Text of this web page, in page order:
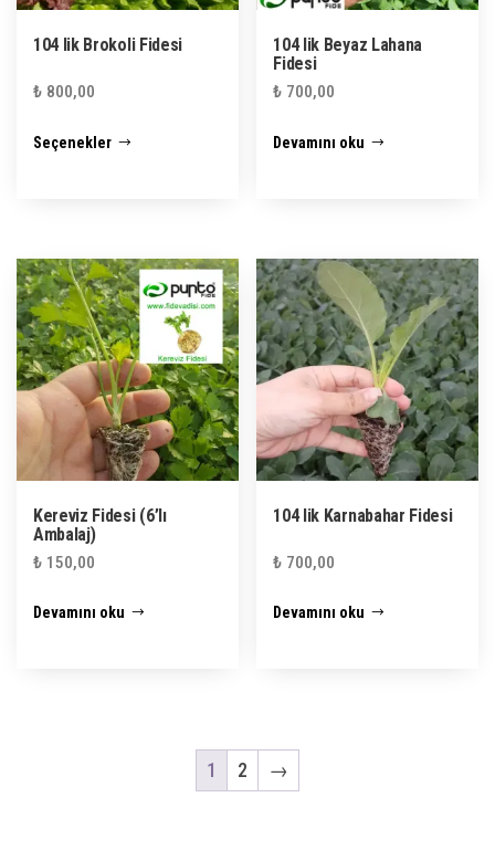
104 lik Brokoli Fidesi
₺ 800,00
Seçenekler
var.
Seçenekler
ürün
sayfasından
seçilebilir
104 lik Beyaz Lahana
Fidesi
₺ 700,00
Devamını oku
Kereviz Fidesi (6’lı
Ambalaj)
₺ 150,00
Devamını oku
104 lik Karnabahar Fidesi
₺ 700,00
Devamını oku
1 2 →